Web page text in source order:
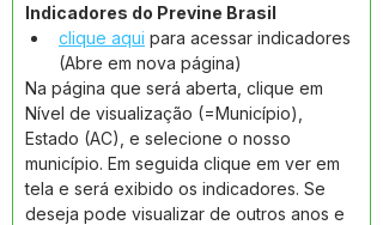
Indicadores do Previne Brasil
clique aqui para acessar indicadores
(Abre em nova página)
Na página que será aberta, clique em
Nível de visualização (=Município),
Estado (AC), e selecione o nosso
município. Em seguida clique em ver em
tela e será exibido os indicadores. Se
deseja pode visualizar de outros anos e